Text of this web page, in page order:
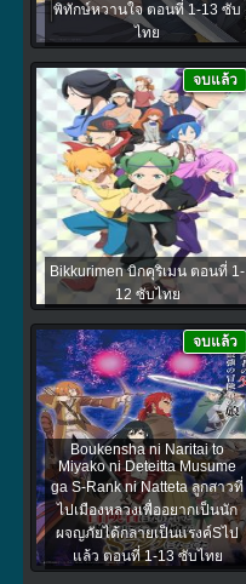
พิทักษ์หวานใจ ตอนที่ 1-13 ซับ
ไทย
Bikkurimen บิกคุริเมน ตอนที่ 1-
12 ซับไทย
จบแล้ว
Boukensha ni Naritai to
Miyako ni Deteitta Musume
ga S-Rank ni Natteta ลูกสาวที่
ไปเมืองหลวงเพื่ออยากเป็นนัก
ผจญภัยได้กลายเป็นแรงค์Sไป
แล้ว ตอนที่ 1-13 ซับไทย
จบแล้ว